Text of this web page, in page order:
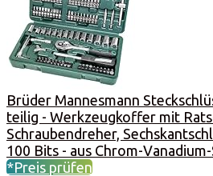
Brüder Mannesmann
teilig - Werkzeugkoffer mit
Schraubendreher,
100 Bits - aus Chrom-
*Preis prüfen